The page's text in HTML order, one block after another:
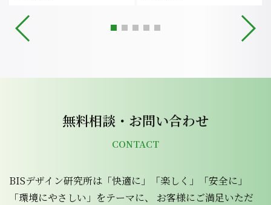
無料相談・お問い合わせ
CONTACT
BISデザイン研究所は「快適に」「楽しく」「安全に」
「環境にやさしい」をテーマに、 お客様にご満足いただ